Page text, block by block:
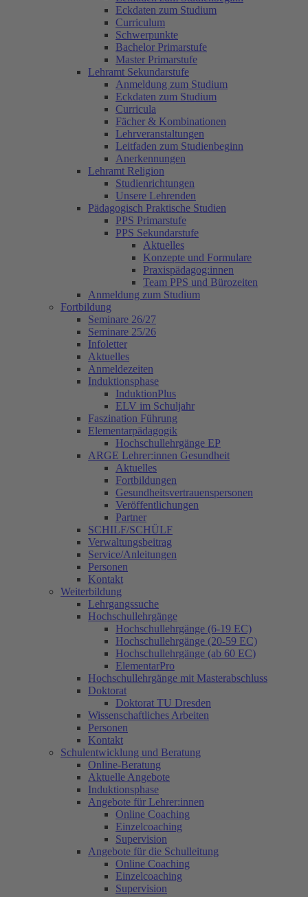
Eckdaten zum Studium
Curriculum
Schwerpunkte
Bachelor Primarstufe
Master Primarstufe
Lehramt Sekundarstufe
Anmeldung zum Studium
Eckdaten zum Studium
Curricula
Fächer & Kombinationen
Lehrveranstaltungen
Leitfaden zum Studienbeginn
Anerkennungen
Lehramt Religion
Studienrichtungen
Unsere Lehrenden
Pädagogisch Praktische Studien
PPS Primarstufe
PPS Sekundarstufe
Aktuelles
Konzepte und Formulare
Praxispädagog:innen
Team PPS und Bürozeiten
Anmeldung zum Studium
Fortbildung
Seminare 26/27
Seminare 25/26
Infoletter
Aktuelles
Anmeldezeiten
Induktionsphase
InduktionPlus
ELV im Schuljahr
Faszination Führung
Elementarpädagogik
Hochschullehrgänge EP
ARGE Lehrer:innen Gesundheit
Aktuelles
Fortbildungen
Gesundheitsvertrauenspersonen
Veröffentlichungen
Partner
SCHILF/SCHÜLF
Verwaltungsbeitrag
Service/Anleitungen
Personen
Kontakt
Weiterbildung
Lehrgangssuche
Hochschullehrgänge
Hochschullehrgänge (6-19 EC)
Hochschullehrgänge (20-59 EC)
Hochschullehrgänge (ab 60 EC)
ElementarPro
Hochschullehrgänge mit Masterabschluss
Doktorat
Doktorat TU Dresden
Wissenschaftliches Arbeiten
Personen
Kontakt
Schulentwicklung und Beratung
Online-Beratung
Aktuelle Angebote
Induktionsphase
Angebote für Lehrer:innen
Online Coaching
Einzelcoaching
Supervision
Angebote für die Schulleitung
Online Coaching
Einzelcoaching
Supervision